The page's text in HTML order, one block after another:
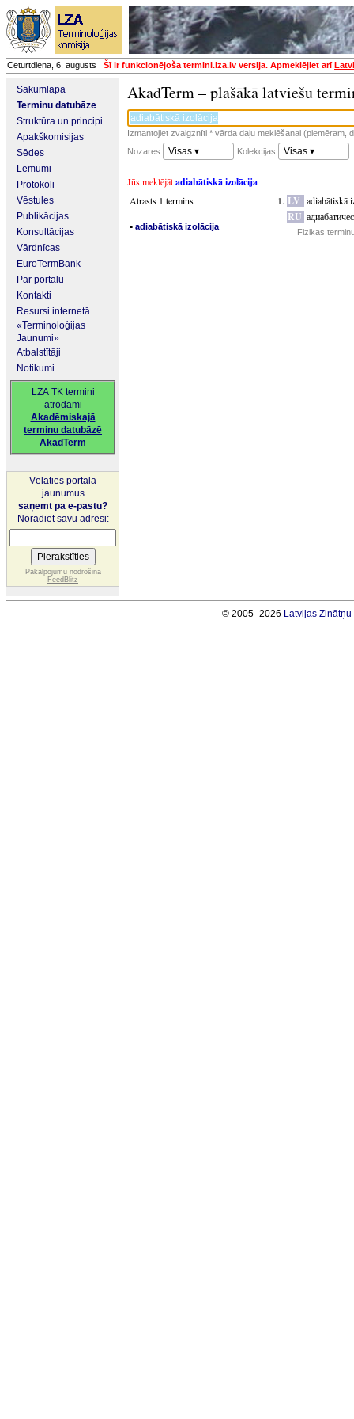
Ceturtdiena, 6. augusts Šī ir funkcionējoša termini.lza.lv versija. Apmeklējiet arī
Sākumlapa
Terminu datubāze
Struktūra un principi
Apakškomisijas
Sēdes
Lēmumi
Protokoli
Vēstules
Publikācijas
Konsultācijas
Vārdnīcas
EuroTermBank
Par portālu
Kontakti
Resursi internetā
«Terminoloģijas
Jaunumi»
Atbalstītāji
Notikumi
LZA TK termini
atrodami
Akadēmiskajā
terminu datubāzē
AkadTerm
Vēlaties portāla
jaunumus
saņemt pa e-pastu?
Norādiet savu adresi:
Pakalpojumu nodrošina
FeedBlitz
AkadTerm – plašākā latviešu
Izmantojiet zvaigznīti * vārda daļu meklēšanai (piemēram,
Nozares:
Visas ▾ Kolekcijas: Visas ▾
Jūs meklējātadiabātiskā izolācija
Atrasts 1 termins
▪ adiabātiskā izolācija
LV adiabātiskā
RU
Fizikas
© 2005–2026 Latvijas